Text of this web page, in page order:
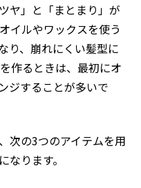
ヤ」と「まとまり」が
イルやワックスを使う
り、崩れにくい髪型に
作るときは、最初にオ
ジすることが多いで
次の3つのアイテムを用
ります。